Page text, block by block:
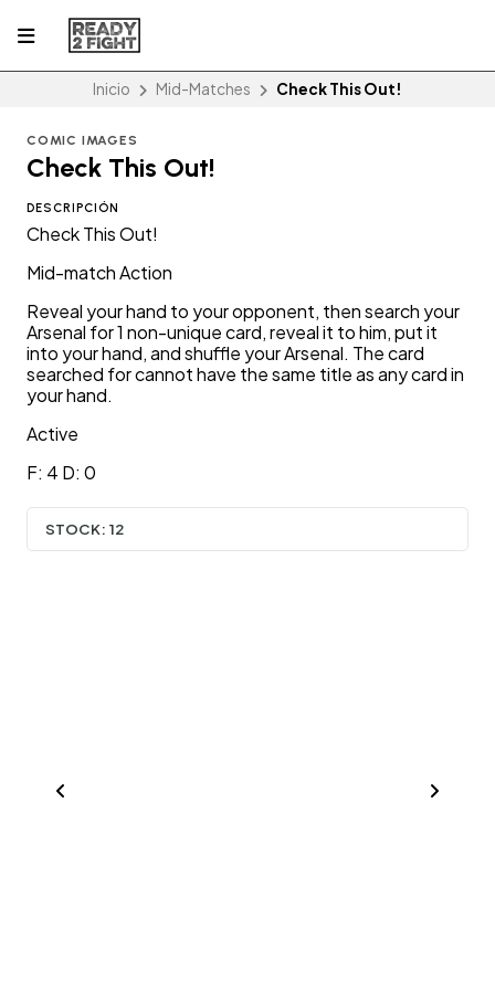
Inicio Mid-Matches Check This Out!
COMIC IMAGES
Check This Out!
DESCRIPCIÓN
Check This Out!
Mid-match Action
Reveal your hand to your opponent, then search your
Arsenal for 1 non-unique card, reveal it to him, put it
into your hand, and shuffle your Arsenal. The card
searched for cannot have the same title as any card in
your hand.
Active
F: 4 D: 0
STOCK: 12